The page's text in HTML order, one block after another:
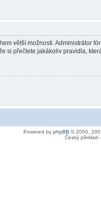
větší možnosti.
si přečtete jakákoliv pravidla,
Powered by phpBB © 2000,
Český překlad